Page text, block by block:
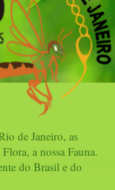
de Janeiro, as
a nossa Fauna.
do Brasil e do